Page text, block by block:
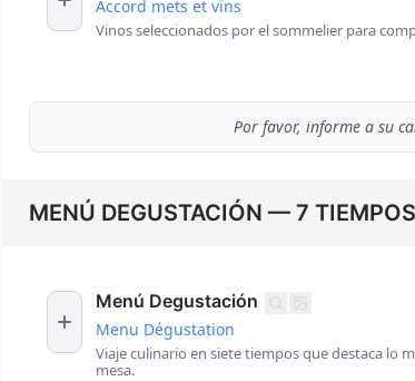
Accord mets et vins
Vinos seleccionados por el sommelier para
Por favor, informe a su
MENÚ DEGUSTACIÓN — 7 TIEMPOS
Menú Degustación
Menu Dégustation
Viaje culinario en siete tiempos que destaca lo
mesa.